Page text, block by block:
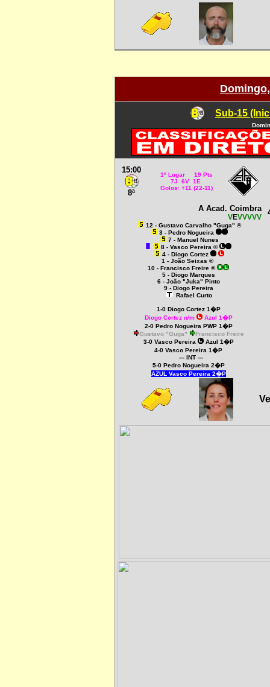
Sub-15
15:00
8ª
1º Lugar 19 Pts
7J 6V 1E
Golos: +11 (22-11)
A Acad. Coimbra
VEVVVVV
12 - Gustavo Carvalho "Guga" ®
3 - Pedro Nogueira
7 - Manuel Nunes
8 - Vasco Pereira ©
4 - Diogo Cortez
1 - João Seixas ®
10 - Francisco Freire ®
5 - Diogo Marques
6 - João "Juka" Pinto
9 - Diogo Pereira
Rafael Curto
1-0 Diogo Cortez 1�P
Diogo Cortez n/m
Azul 1�P
2-0 Pedro Nogueira PWP 1�P
Gustavo "Guga"
Francisco Freire
3-0 Vasco Pereira
Azul 1�P
4-0 Vasco Pereira 1�P
--- INT ---
5-0 Pedro Nogueira 2�P
AZUL Vasco Pereira 2�P